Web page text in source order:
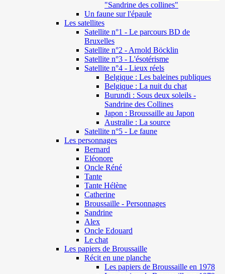
"Sandrine des collines"
Un faune sur l'épaule
Les satellites
Satellite n°1 - Le parcours BD de
Bruxelles
Satellite n°2 - Arnold Böcklin
Satellite n°3 - L'ésotérisme
Satellite n°4 - Lieux réels
Belgique : Les baleines publiques
Belgique : La nuit du chat
Burundi : Sous deux soleils -
Sandrine des Collines
Japon : Broussaille au Japon
Australie : La source
Satellite n°5 - Le faune
Les personnages
Bernard
Eléonore
Oncle Réné
Tante
Tante Hélène
Catherine
Broussaille - Personnages
Sandrine
Alex
Oncle Edouard
Le chat
Les papiers de Broussaille
Récit en une planche
Les papiers de Broussaille en 1978